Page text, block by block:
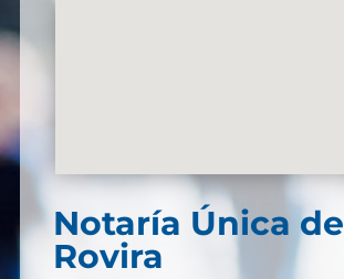
Notaría Única de
Rovira